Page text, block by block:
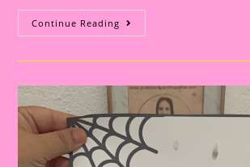
Continue Reading Atividade
Educativa
Dona
Aranha:
Planejamento
Semanal
Para
Educação
Infantil